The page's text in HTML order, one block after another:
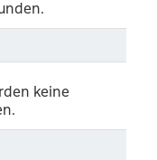
keine